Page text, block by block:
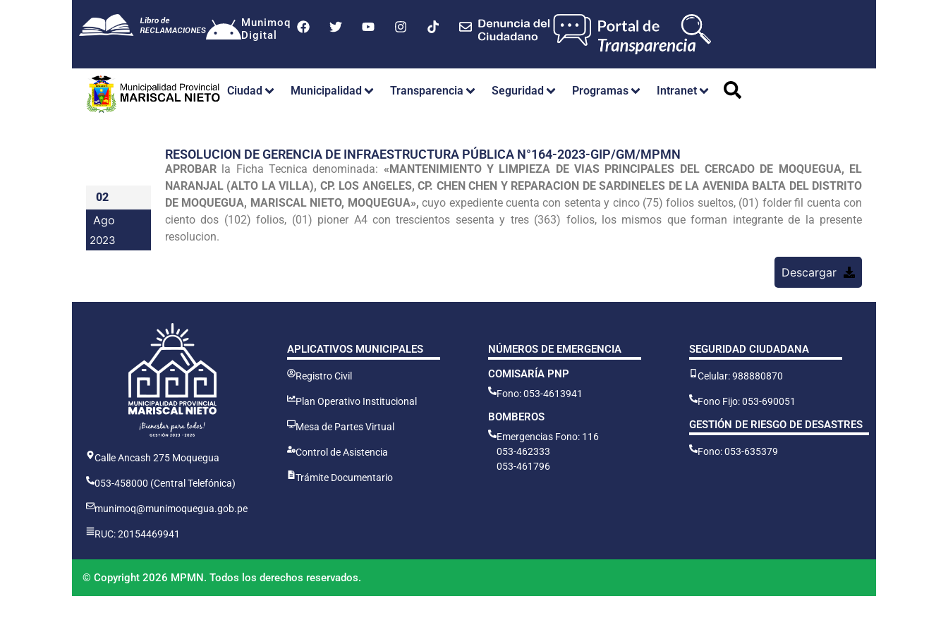
Munimoq
Digital
Ciudad Municipalidad Transparencia Seguridad Programas Intranet
02
Ago
2023
RESOLUCION DE GERENCIA DE INFRAESTRUCTURA PÚBLICA N°164-2023-GIP/GM/MPMN
APROBAR la Ficha Tecnica denominada: «MANTENIMIENTO Y LIMPIEZA DE VIAS PRINCIPALES DEL CERCADO DE MOQUEGUA, EL
NARANJAL (ALTO LA VILLA), CP. LOS ANGELES, CP. CHEN CHEN Y REPARACION DE SARDINELES DE LA AVENIDA BALTA DEL DISTRITO
DE MOQUEGUA, MARISCAL NIETO, MOQUEGUA», cuyo expediente cuenta con setenta y cinco (75) folios sueltos, (01) folder fil cuenta con
ciento dos (102) folios, (01) pioner A4 con trescientos sesenta y tres (363) folios, los mismos que forman integrante de la presente
resolucion.
Descargar
Calle Ancash 275 Moquegua
053-458000 (Central Telefónica)
munimoq@munimoquegua.gob.pe
RUC: 20154469941
APLICATIVOS MUNICIPALES
Registro Civil
Plan Operativo Institucional
Mesa de Partes Virtual
Control de Asistencia
Trámite Documentario
NÚMEROS DE EMERGENCIA
COMISARÍA PNP
Fono: 053-4613941
BOMBEROS
Emergencias Fono: 116
053-462333
053-461796
SEGURIDAD CIUDADANA
Celular: 988880870
Fono Fijo: 053-690051
GESTIÓN DE RIESGO DE DESASTRES
Fono: 053-635379
© Copyright 2026 MPMN. Todos los derechos reservados.